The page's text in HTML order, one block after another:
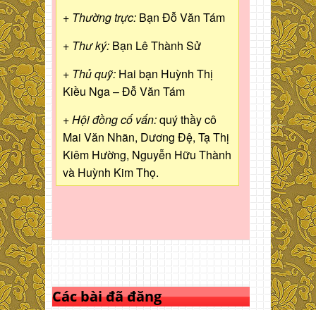
+ Thường trực: Bạn Đỗ Văn Tám
+ Thư ký: Bạn Lê Thành Sử
+ Thủ quỹ: Hai bạn Huỳnh Thị
Kiều Nga – Đỗ Văn Tám
+ Hội đồng cố vấn:quý thầy cô
Mai Văn Nhãn, Dương Đệ, Tạ Thị
Kiêm Hường, Nguyễn Hữu Thành
và Huỳnh Kim Thọ.
Các bài đã đăng